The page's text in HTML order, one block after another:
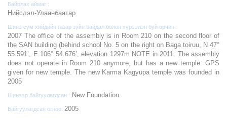
Байрлах аймаг :
Нийслэл-Улаанбаатар
Шинэ сүм хийдийн газар зүйн байдал болон хүрээлэн буй орчин:
2007 The office of the assembly is in Room 210 on the second floor of
the SAN building (behind school No. 5 on the right on Baga toiruu, N 47°
55.591’, E 106° 54.676’, elevation 1297m NOTE in 2011: The assembly
does not operate in Room 210 anymore, but has a new temple. GPS
given for new temple. The new Karma Kagyüpa temple was founded in
2005
Шинээр байгуулагдсан : New Foundation
Байгуулагдсан огноо: 2005